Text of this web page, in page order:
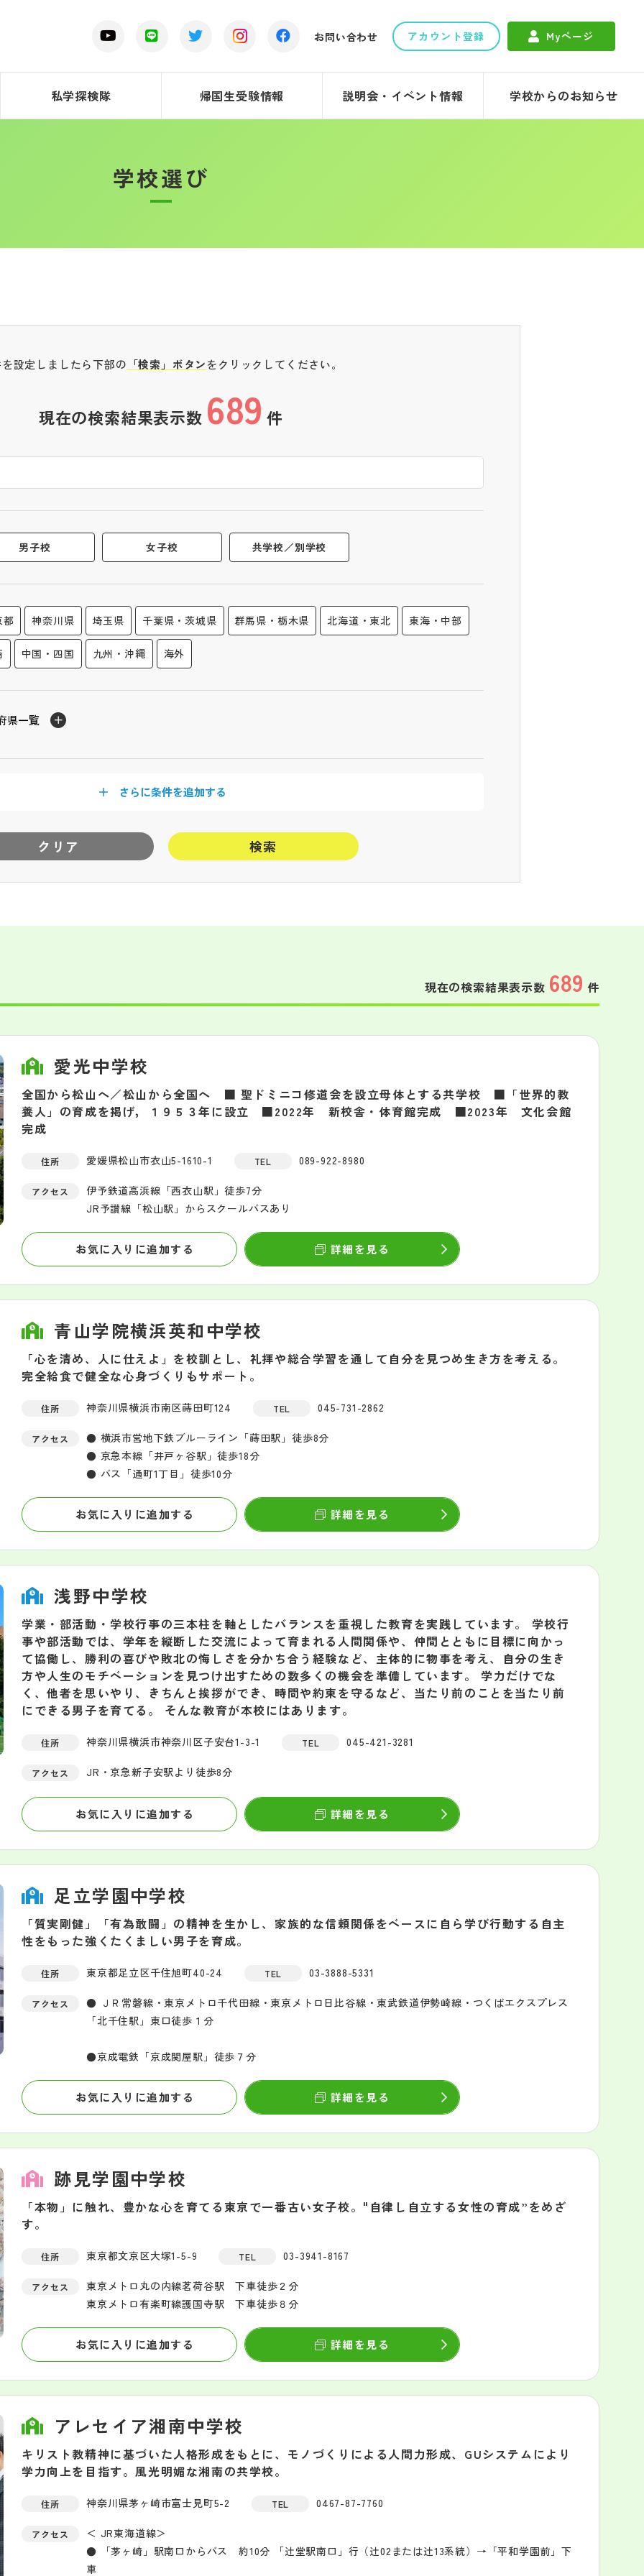
お問い合わせ アカウント登録 Myページ
私学探検隊 帰国生受験情報 説明会・イベント情報 学校からのお知らせ
学校選び
設定しましたら下部の 「検索」ボタンをクリックしてください。
現在の検索結果表示数 689 件
男子校 女子校 共学校／別学校
都 神奈川県 埼玉県 千葉県・茨城県 群馬県・栃木県 北海道・東北 東海・中部
中国・四国 九州・沖縄 海外
県一覧
さらに条件を追加する
クリア 検索
現在の検索結果表示数 689 件
愛光中学校
全国から松山へ／松山から全国へ ■ 聖ドミニコ修道会を設立母体とする共学校 ■「世界的教
養人」の育成を掲げ，１９５３年に設立 ■2022年 新校舎・体育館完成 ■2023年 文化会館
完成
住所 愛媛県松山市衣山5-1610-1 TEL 089-922-8980
アクセス
伊予鉄道高浜線「西衣山駅」徒歩7分
JR予讃線「松山駅」からスクールバスあり
お気に入りに追加する 詳細を見る
青山学院横浜英和中学校
「心を清め、人に仕えよ」を校訓とし、礼拝や総合学習を通して自分を見つめ生き方を考える。
完全給食で健全な心身づくりもサポート。
住所 神奈川県横浜市南区蒔田町124 TEL 045-731-2862
アクセス
● 横浜市営地下鉄ブルーライン「蒔田駅」徒歩8分
● 京急本線「井戸ヶ谷駅」徒歩18分
● バス「通町1丁目」徒歩10分
お気に入りに追加する 詳細を見る
浅野中学校
学業・部活動・学校行事の三本柱を軸としたバランスを重視した教育を実践しています。 学校行
事や部活動では、学年を縦断した交流によって育まれる人間関係や、仲間とともに目標に向かっ
て協働し、勝利の喜びや敗北の悔しさを分かち合う経験など、主体的に物事を考え、自分の生き
方や人生のモチベーションを見つけ出すための数多くの機会を準備しています。 学力だけでな
く、他者を思いやり、きちんと挨拶ができ、時間や約束を守るなど、当たり前のことを当たり前
にできる男子を育てる。 そんな教育が本校にはあります。
住所 神奈川県横浜市神奈川区子安台1-3-1 TEL 045-421-3281
アクセス JR・京急新子安駅より徒歩8分
お気に入りに追加する 詳細を見る
足立学園中学校
「質実剛健」「有為敢闘」の精神を生かし、家族的な信頼関係をベースに自ら学び行動する自主
性をもった強くたくましい男子を育成。
住所 東京都足立区千住旭町40-24 TEL 03-3888-5331
アクセス
● ＪＲ常磐線・東京メトロ千代田線・東京メトロ日比谷線・東武鉄道伊勢崎線・つくばエクスプレス
「北千住駅」東口徒歩１分
●京成電鉄「京成関屋駅」徒歩７分
お気に入りに追加する 詳細を見る
跡見学園中学校
「本物」に触れ、豊かな心を育てる東京で一番古い女子校。"自律し自立する女性の育成”をめざ
す。
住所 東京都文京区大塚1-5-9 TEL 03-3941-8167
アクセス
東京メトロ丸の内線茗荷谷駅 下車徒歩２分
東京メトロ有楽町線護国寺駅 下車徒歩８分
お気に入りに追加する 詳細を見る
アレセイア湘南中学校
キリスト教精神に基づいた人格形成をもとに、モノづくりによる人間力形成、GUシステムにより
学力向上を目指す。風光明媚な湘南の共学校。
住所 神奈川県茅ヶ崎市富士見町5-2 TEL 0467-87-7760
アクセス
＜ JR東海道線＞
● 「茅ヶ崎」駅南口からバス 約10分 「辻堂駅南口」行（辻02または辻13系統）→「平和学園前」下
車